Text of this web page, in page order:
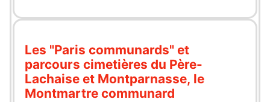
Les "Paris communards" et
parcours cimetières du Père-
Lachaise et Montparnasse, le
Montmartre communard